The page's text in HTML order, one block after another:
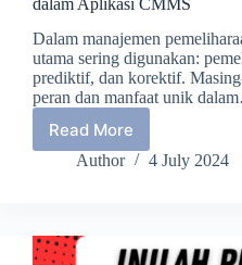
Dalam manajemen
utama sering digunakan:
prediktif, dan korektif.
peran dan manfaat unik
Read More
Perbedaan
Preventif,
Author 4 July 2024